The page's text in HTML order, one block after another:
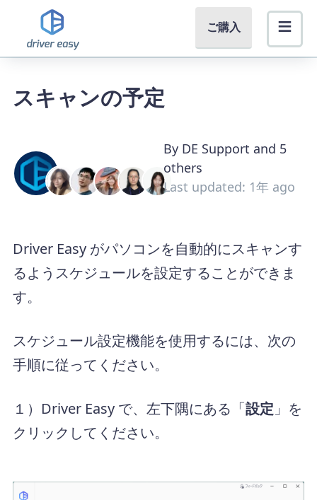
ご購入
スキャンの予定
By DE Support and 5
others
Last updated: 1年 ago
Driver Easy がパソコンを自動的にスキャンす
るようスケジュールを設定することができま
す。
スケジュール設定機能を使用するには、次の
手順に従ってください。
１）Driver Easy で、左下隅にある「設定 」を
クリックしてください。